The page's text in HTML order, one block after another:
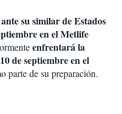
su similar de Estados
en el Metlife
enfrentará la
de septiembre en el
parte de su preparación.